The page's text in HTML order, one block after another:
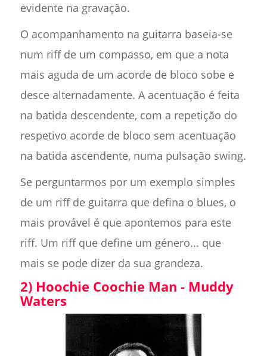
evidente na gravação.
O acompanhamento na guitarra baseia-se
num riff de um compasso, em que a nota
mais aguda de um acorde de bloco sobe e
desce alternadamente. A acentuação é feita
na batida descendente, com a repetição do
respetivo acorde de bloco sem acentuação
na batida ascendente, numa pulsação swing.
Se perguntarmos por um exemplo simples
de um riff de guitarra que defina o blues, o
mais provável é que apontemos para este
riff. Um riff que define um género... que
mais se pode dizer da sua grandeza.
2) Hoochie Coochie Man - Muddy
Waters